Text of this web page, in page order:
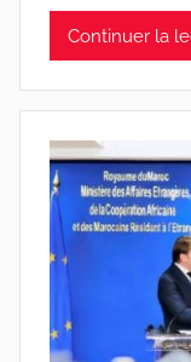
Continuer la